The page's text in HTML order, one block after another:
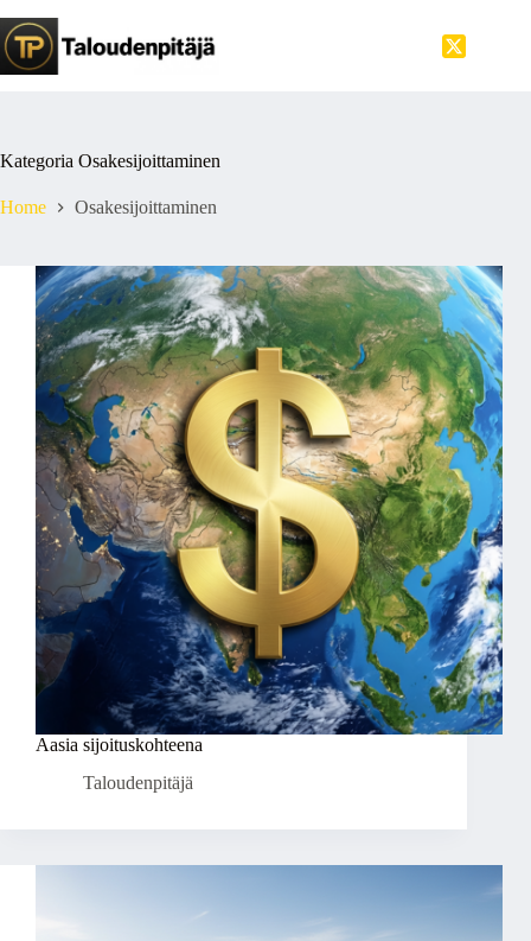
to
content
Kategoria Osakesijoittaminen
Home Osakesijoittaminen
Aasia sijoituskohteena
Taloudenpitäjä